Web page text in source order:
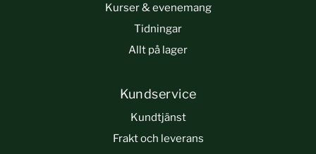
Kurser & evenemang
Tidningar
Allt på lager
Kundservice
Kundtjänst
Frakt och leverans